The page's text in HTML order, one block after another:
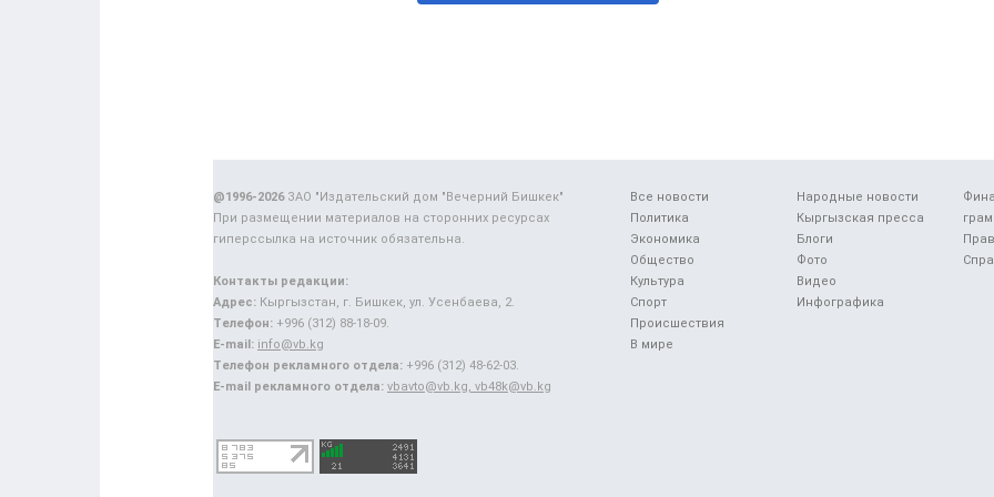
Все новости
Политика
Экономика
Общество
Культура
Спорт
Происшествия
В мире
Народные новости
Кыргызская пресса
Блоги
Фото
Видео
Инфографика
@1996-2026ЗАО "Издательский дом "Вечерний Бишкек"
При размещении материалов на сторонних ресурсах
гиперссылка на источник обязательна.
Контакты редакции:
Адрес: Кыргызстан, г. Бишкек, ул. Усенбаева, 2.
Телефон: +996 (312) 88-18-09.
E-mail: info@vb.kg
Телефон рекламного отдела: +996 (312) 48-62-03.
E-mail рекламного отдела: vbavto@vb.kg, vb48k@vb.kg